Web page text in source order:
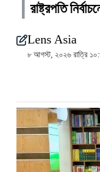
রাষ্ট্রপতি
Lens Asia
৮ আগস্ট, ২০২৬ রাত্রি